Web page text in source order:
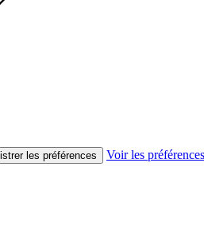
les préférences Voir les préférences